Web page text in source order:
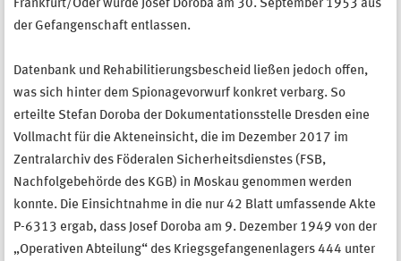
Frankfurt/Oder wurde Josef Doroba am 30. September 1953 aus
der Gefangenschaft entlassen.
Datenbank und Rehabilitierungsbescheid ließen jedoch offen,
was sich hinter dem Spionagevorwurf konkret verbarg. So
erteilte Stefan Doroba der Dokumentationsstelle Dresden eine
Vollmacht für die Akteneinsicht, die im Dezember 2017 im
Zentralarchiv des Föderalen Sicherheitsdienstes (FSB,
Nachfolgebehörde des KGB) in Moskau genommen werden
konnte. Die Einsichtnahme in die nur 42 Blatt umfassende Akte
P-6313 ergab, dass Josef Doroba am 9. Dezember 1949 von der
„Operativen Abteilung“ des Kriegsgefangenenlagers 444 unter